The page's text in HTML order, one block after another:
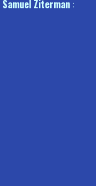
Samuel Ziterman :